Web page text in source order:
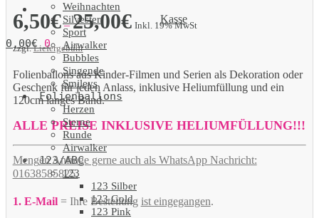
Kasse
0,00€ 0
Weihnachten
Silvester
Sport
Airwalker
Bubbles
Singende
Smileys
Folienballons
Herzen
Sterne
Runde
Airwalker
123/ABC
123
123 Silber
123 Gold
123 Pink
6,50€–25,00€ Inkl. 19% MwSt
zzgl.Liefergebühr
Folienballons aus Kinder-Filmen und Serien als Dekoration oder
Geschenk für jeden Anlass, inklusive Heliumfüllung und ein
120cm langes Band.
ALLE PREISE INKLUSIVE HELIUMFÜLLUNG!!!
Mengen Anfrage gerne auch als WhatsApp Nachricht:
01638585825.
1. E-Mail= Ihre Bestellung ist eingegangen.